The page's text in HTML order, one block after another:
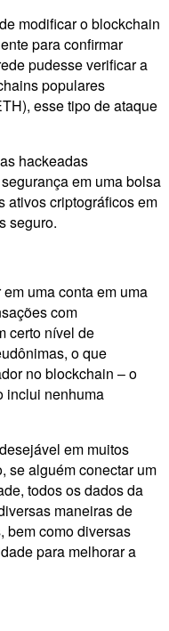
modificar o blockchain
para confirmar
pudesse verificar a
populares
esse tipo de ataque
hackeadas
em uma bolsa
ativos criptográficos em
seguro.
uma conta em uma
com
certo nível de
o que
no blockchain – o
inclui nenhuma
em muitos
se alguém conectar um
todos os dados da
maneiras de
bem como diversas
para melhorar a